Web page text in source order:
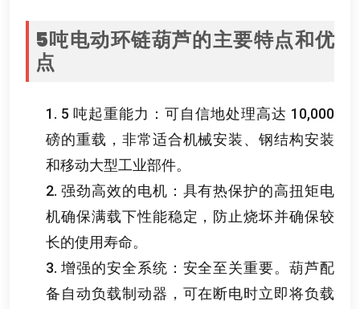
5吨电动环链葫芦的主要特点和优
点
1. 5 吨起重能力 ： 可自信地处理高达 10,000
磅的重载 ， 非常适合机械安装、钢结构安装
和移动大型工业部件。
2. 强劲高效的电机 ： 具有热保护的高扭矩电
机确保满载下性能稳定 ， 防止烧坏并确保较
长的使用寿命。
3. 增强的安全系统 ： 安全至关重要。葫芦配
备自动负载制动器 ， 可在断电时立即将负载